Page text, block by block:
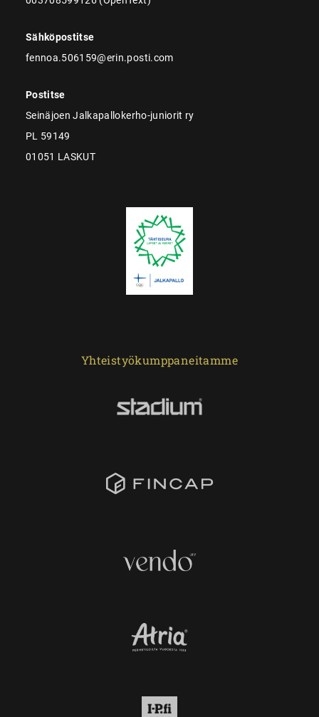
Sähköpostitse
fennoa.506159@erin.posti.com
Postitse
Seinäjoen Jalkapallokerho-juniorit ry
PL 59149
01051 LASKUT
Yhteistyökumppaneitamme